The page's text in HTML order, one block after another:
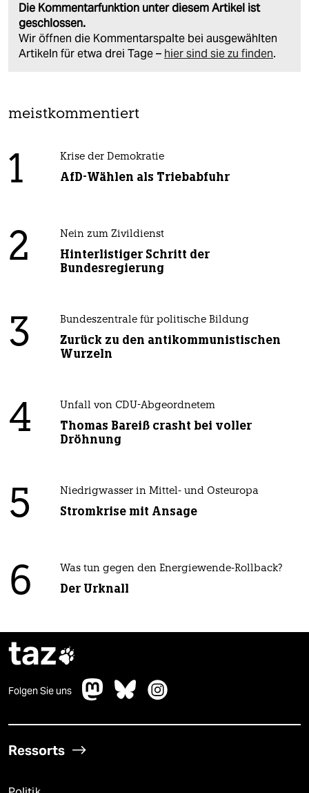
Die Kommentarfunktion unter diesem Artikel ist
geschlossen.
Wir öffnen die Kommentarspalte bei ausgewählten
Artikeln für etwa drei Tage – hier sind sie zu finden.
meistkommentiert
1 Krise der Demokratie
AfD-Wählen als Triebabfuhr
2 Nein zum Zivildienst
Hinterlistiger Schritt der
Bundesregierung
3 Bundeszentrale für politische Bildung
Zurück zu den antikommunistischen
Wurzeln
4 Unfall von CDU-Abgeordnetem
Thomas Bareiß crasht bei voller
Dröhnung
5 Niedrigwasser in Mittel- und Osteuropa
Stromkrise mit Ansage
6 Was tun gegen den Energiewende-Rollback?
Der Urknall
taz
Folgen Sie uns
Ressorts